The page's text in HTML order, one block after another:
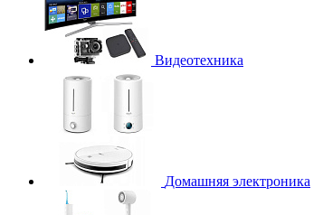
Видеотехника
Домашняя электроника